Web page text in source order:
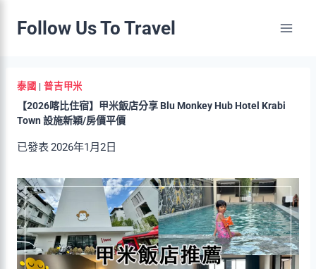
Follow Us To Travel
泰國 |普吉甲米
【2026喀比住宿】甲米飯店分享 Blu Monkey Hub Hotel Krabi
Town 設施新穎/房價平價
已發表2026年1月2日